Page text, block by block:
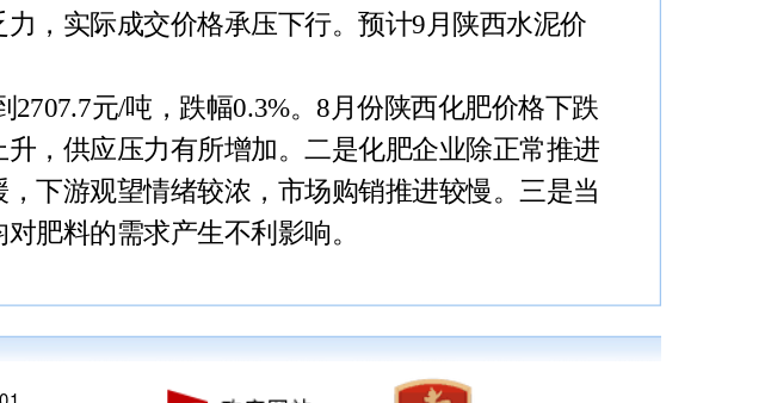
，实际成交价格承压下行。预计9月陕西水泥价
2707.7元/吨，跌幅0.3%。8月份陕西化肥价格下跌
，供应压力有所增加。二是化肥企业除正常推进
下游观望情绪较浓，市场购销推进较慢。三是当
肥料的需求产生不利影响。